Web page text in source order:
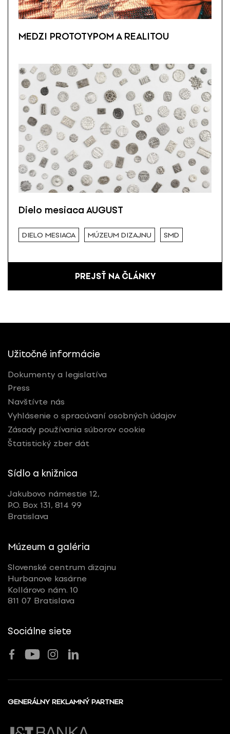
MEDZI PROTOTYPOM A REALITOU
Dielo mesiaca AUGUST
DIELO MESIACA MÚZEUM DIZAJNU SMD
PREJSŤ NA ČLÁNKY
Užitočné informácie
Dokumenty a legislatíva
Press
Navštívte nás
Vyhlásenie o spracúvaní osobných údajov
Zásady používania súborov cookie
Štatistický zber dát
Sídlo a knižnica
Jakubovo námestie 12,
P.O. Box 131, 814 99
Bratislava
Múzeum a galéria
Slovenské centrum dizajnu
Hurbanove kasárne
Kollárovo nám. 10
811 07 Bratislava
Sociálne siete
GENERÁLNY REKLAMNÝ PARTNER